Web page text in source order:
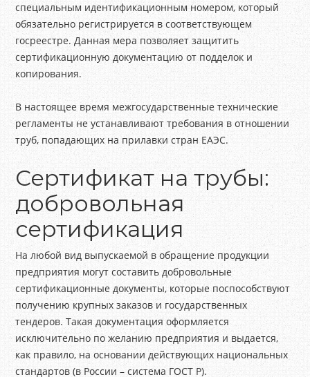
специальным идентификационным номером, который
обязательно регистрируется в соответствующем
госреестре. Данная мера позволяет защитить
сертификационную документацию от подделок и
копирования.
В настоящее время межгосударственные технические
регламенты не устанавливают требования в отношении
труб, попадающих на прилавки стран ЕАЭС.
Сертификат на трубы:
добровольная
сертификация
На любой вид выпускаемой в обращение продукции
предприятия могут составить добровольные
сертификационные документы, которые поспособствуют
получению крупных заказов и государственных
тендеров. Такая документация оформляется
исключительно по желанию предприятия и выдается,
как правило, на основании действующих национальных
стандартов (в России – система ГОСТ Р).